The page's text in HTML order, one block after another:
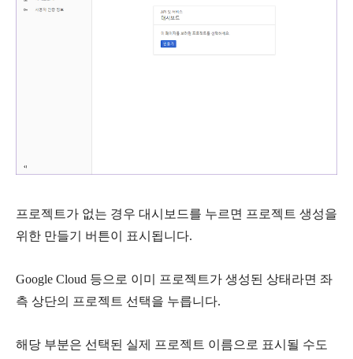
프로젝트가 없는 경우 대시보드를 누르면 프로젝트 생성을
위한 만들기 버튼이 표시됩니다.
Google Cloud 등으로 이미 프로젝트가 생성된 상태라면 좌
측 상단의 프로젝트 선택을 누릅니다.
해당 부분은 선택된 실제 프로젝트 이름으로 표시될 수도